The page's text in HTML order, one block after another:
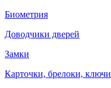
Биометрия
Доводчики дверей
Замки
Карточки, брелоки, ключи